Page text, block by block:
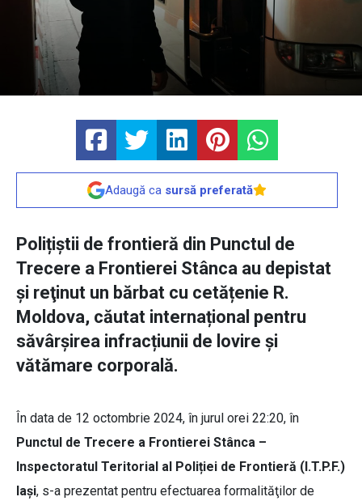
Adaugă ca sursă preferată
Polițiștii de frontieră din Punctul de
Trecere a Frontierei Stânca au depistat
şi reţinut un bărbat cu cetățenie R.
Moldova, căutat internațional pentru
săvârșirea infracțiunii de lovire și
vătămare corporală.
În data de 12 octombrie 2024, în jurul orei 22:20, în
Punctul de Trecere a Frontierei Stânca –
Inspectoratul Teritorial al Poliției de Frontieră (I.T.P.F.)
Iaşi, s-a prezentat pentru efectuarea formalităţilor de